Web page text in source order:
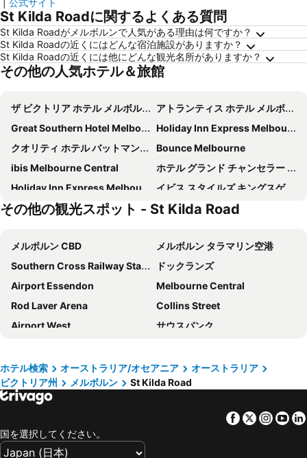
公式サイト
St Kilda Roadに関するよくある質問
St Kilda Roadがメルボルンで人気がある理由は何ですか？
St Kilda Roadの近くにはどんな宿泊施設がありますか？
St Kilda Roadの近くには他にどんな観光名所がありますか？
その他の人気ホテル＆旅館
ザ ビクトリア ホテル メルボルン
アトランティス ホテル メルボルン
Great Southern Hotel Melbourne
Holiday Inn Express Melbourne Southbank By Ihg
クオリティ ホテル バットマンズ ヒル オン コリンズ
Bounce Melbourne
ibis Melbourne Central
ホテル グランド チャンセラー メルボルン
Holiday Inn Express Melbourne Little Collins By Ihg
イビス スタイルズ キングスゲート
Melbourne City Apartment Hotel
View Melbourne
イビスメルボルンリトルバークストリート
Travelodge Hotel Melbourne Docklands
シティ スクエア モーテル
メルキュール ウェルカム メルボルン
Causeway 353 Hotel
ノボテル メルボルン オン コリンズ
Zagame's House
Best Western Melbourne City
ザ ホテル ウィンザー
グランド ハイアット メルボルン
Intercontinental Hotels Melbourne By Ihg
Crowne Plaza Melbourne By Ihg
ibis Melbourne Hotel and Apartments
ダブルツリー バイ ヒルトン ホテル メルボルン - フリンダーズ ストリート
The Savoy Hotel Melbourne on Little Collins
ランデヴー ホテル メルボルン
Sheraton Melbourne Hotel
その他の観光スポット - St Kilda Road
メルボルン CBD
メルボルン タラマリン空港
Southern Cross Railway Station
ドックランズ
Airport Essendon
Melbourne Central
Rod Laver Arena
Collins Street
Airport West
サウスバンク
メルボルン クリケット グラウンド - MCG
セント キルダ
Albert Park
Queen Victoria Market
Fitzroy
Monash University
アバロン空港
ホテル検索 オーストラリア/オセアニア
オーストラリア
ビクトリア州
メルボルン St Kilda Road
Facebook
Twitter
国を選択してください。